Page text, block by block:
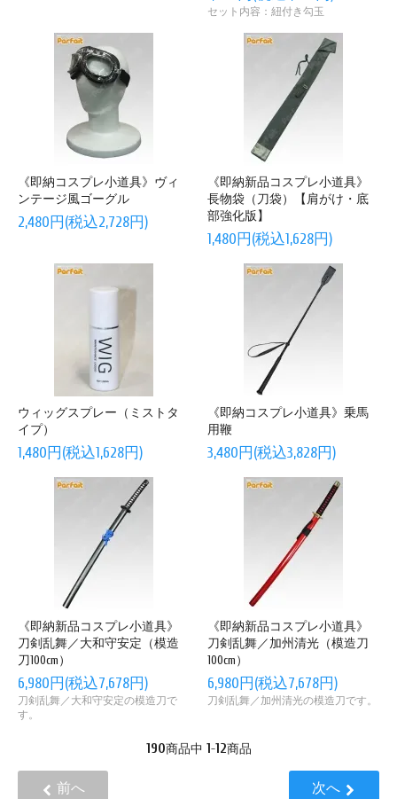
セット内容：紐付き勾玉
《即納コスプレ小道具》ヴィ
ンテージ風ゴーグル
2,480円(税込2,728円)
《即納新品コスプレ小道具》
長物袋（刀袋）【肩がけ・底
部強化版】
1,480円(税込1,628円)
ウィッグスプレー（ミストタ
イプ）
1,480円(税込1,628円)
《即納コスプレ小道具》乗馬
用鞭
3,480円(税込3,828円)
《即納新品コスプレ小道具》
刀剣乱舞／大和守安定（模造
刀100cm）
6,980円(税込7,678円)
刀剣乱舞／大和守安定の模造刀で
す。
《即納新品コスプレ小道具》
刀剣乱舞／加州清光（模造刀
100cm）
6,980円(税込7,678円)
刀剣乱舞／加州清光の模造刀です。
190商品中 1-12商品
前へ 次へ